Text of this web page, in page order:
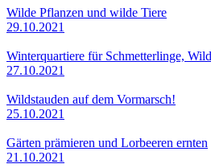
Wilde Pflanzen und wilde Tiere
29.10.2021
Winterquartiere für Schmetterlinge,
27.10.2021
Wildstauden auf dem Vormarsch!
25.10.2021
Gärten prämieren und Lorbeeren ernten
21.10.2021